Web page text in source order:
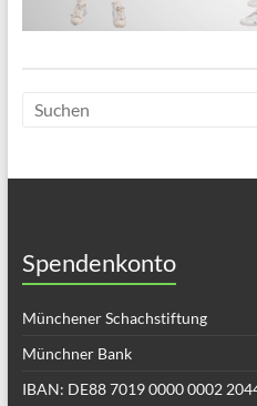
Spendenkonto
Münchener Schachstiftung
Münchner Bank
IBAN: DE88 7019 0000 0002